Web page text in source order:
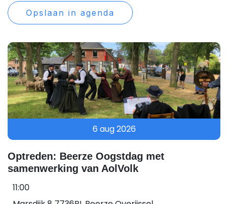
Opslaan in agenda
6 aug 2026
Optreden: Beerze Oogstdag met
samenwerking van AolVolk
11:00